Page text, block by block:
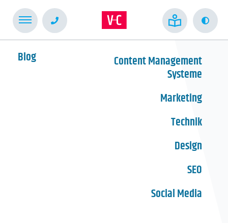
Blog Content Management
Systeme
Marketing
Technik
Design
SEO
Social Media